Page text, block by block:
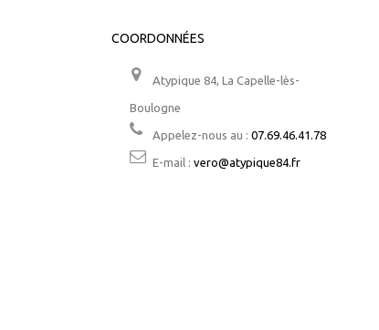
COORDONNÉES
Atypique 84, La Capelle-lès-
Boulogne
Appelez-nous au : 07.69.46.41.78
E-mail : vero@atypique84.fr